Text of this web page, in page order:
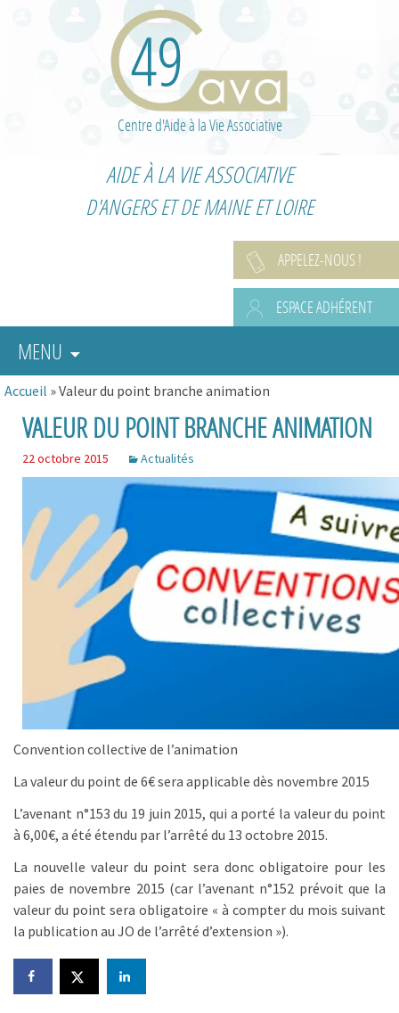
Centre d'Aide à la Vie Associative
AIDE À LA VIE ASSOCIATIVE
D'ANGERS ET DE MAINE ET LOIRE
APPELEZ-NOUS !
ESPACE ADHÉRENT
MENU
Accueil »Valeur du point branche animation
VALEUR DU POINT BRANCHE ANIMATION
22 octobre 2015 Actualités
Convention collective de l’animation
La valeur du point de 6€ sera applicable dès novembre 2015
L’avenant n°153 du 19 juin 2015, qui a porté la valeur du point
à 6,00€, a été étendu par l’arrêté du 13 octobre 2015.
La nouvelle valeur du point sera donc obligatoire pour les
paies de novembre 2015 (car l’avenant n°152 prévoit que la
valeur du point sera obligatoire « à compter du mois suivant
la publication au JO de l’arrêté d’extension »).